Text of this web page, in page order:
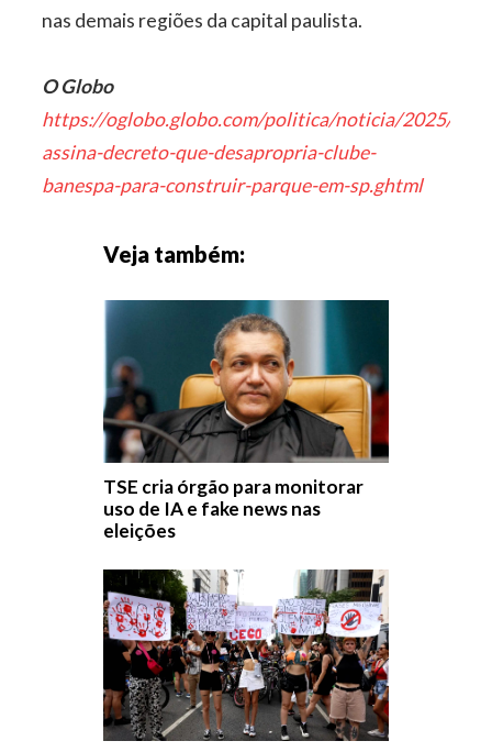
nas demais regiões da capital paulista.
O Globo
https://oglobo.globo.com/politica/noticia/2025/08/
assina-decreto-que-desapropria-clube-
banespa-para-construir-parque-em-sp.ghtml
Veja também:
TSE cria órgão para monitorar
uso de IA e fake news nas
eleições